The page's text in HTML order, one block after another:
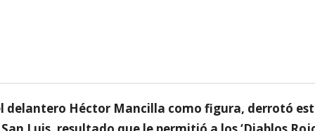
delantero Héctor Mancilla como figura, derrotó